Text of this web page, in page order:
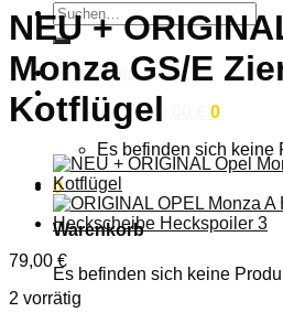
Suchen
nach:
Anmelden
Warenkorb /
0
Es befinden sich keine
0
Warenkorb
Es befinden sich keine
NEU +
Monza GS/E
Kotflügel
79,00 €
2 vorrätig